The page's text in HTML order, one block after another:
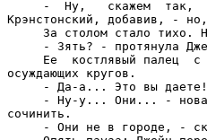
-  Ну,   скажем  так,
Крэнстонский, добавив, -
За столом стало тихо.
- Зять? - протянула
Ее  костлявый палец
осуждающих кругов.
- Да-а... Это вы
- Ну-у... Они... -
сочинить.
- Они не в городе, -